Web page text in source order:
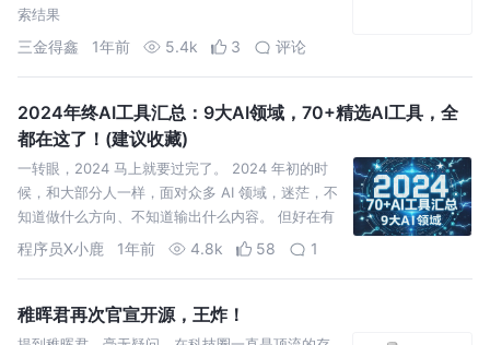
索结果
三金得鑫 1年前 5.4k 3 评论
2024年终AI工具汇总：9大AI领域，70+精选AI工具，全
都在这了！(建议收藏)
一转眼，2024 马上就要过完了。 2024 年初的时
候，和大部分人一样，面对众多 AI 领域，迷茫，不
知道做什么方向、不知道输出什么内容。 但好在有
记录的习惯，平时玩了什么 AI 工具，就会随手记录
程序员X小鹿 1年前 4.8k 58 1
稚晖君再次官宣开源，王炸！